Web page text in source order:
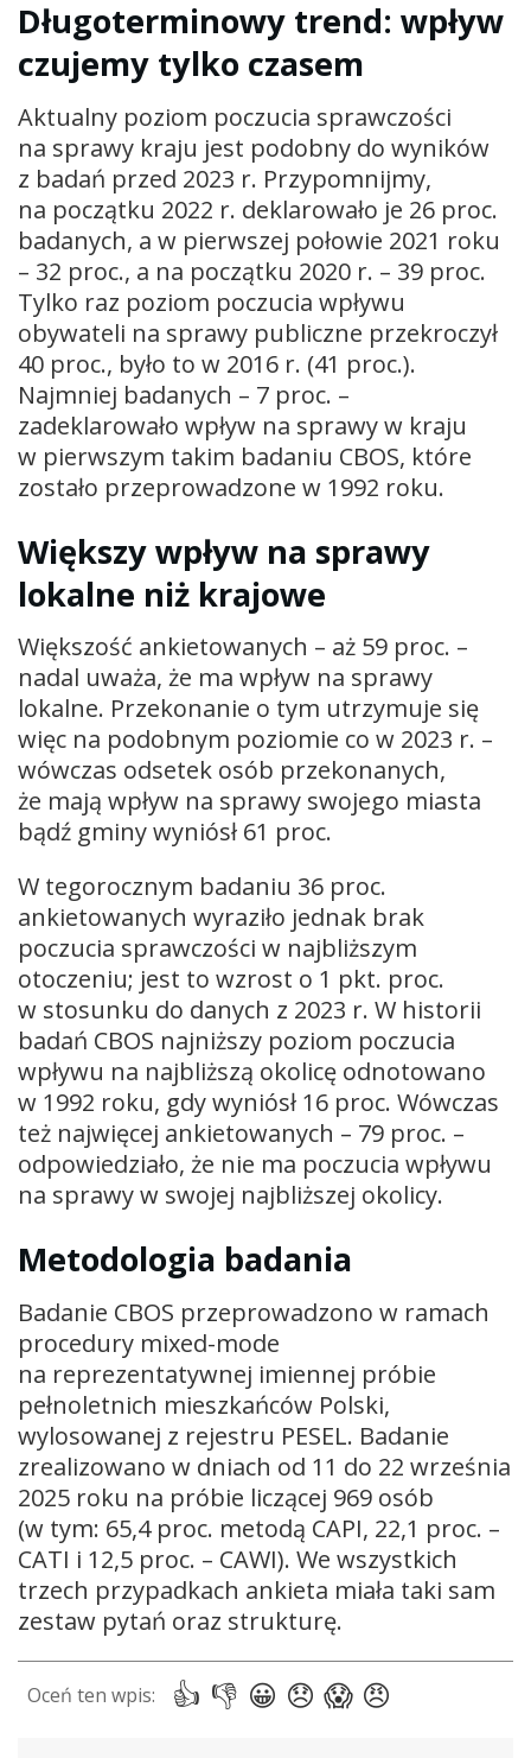
Długoterminowy trend: wpływ
czujemy tylko czasem
Aktualny poziom poczucia sprawczości
na sprawy kraju jest podobny do wyników
z badań przed 2023 r. Przypomnijmy,
na początku 2022 r. deklarowało je 26 proc.
badanych, a w pierwszej połowie 2021 roku
– 32 proc., a na początku 2020 r. – 39 proc.
Tylko raz poziom poczucia wpływu
obywateli na sprawy publiczne przekroczył
40 proc., było to w 2016 r. (41 proc.).
Najmniej badanych – 7 proc. –
zadeklarowało wpływ na sprawy w kraju
w pierwszym takim badaniu CBOS, które
zostało przeprowadzone w 1992 roku.
Większy wpływ na sprawy
lokalne niż krajowe
Większość ankietowanych – aż 59 proc. –
nadal uważa, że ma wpływ na sprawy
lokalne. Przekonanie o tym utrzymuje się
więc na podobnym poziomie co w 2023 r. –
wówczas odsetek osób przekonanych,
że mają wpływ na sprawy swojego miasta
bądź gminy wyniósł 61 proc.
W tegorocznym badaniu 36 proc.
ankietowanych wyraziło jednak brak
poczucia sprawczości w najbliższym
otoczeniu; jest to wzrost o 1 pkt. proc.
w stosunku do danych z 2023 r. W historii
badań CBOS najniższy poziom poczucia
wpływu na najbliższą okolicę odnotowano
w 1992 roku, gdy wyniósł 16 proc. Wówczas
też najwięcej ankietowanych – 79 proc. –
odpowiedziało, że nie ma poczucia wpływu
na sprawy w swojej najbliższej okolicy.
Metodologia badania
Badanie CBOS przeprowadzono w ramach
procedury mixed-mode
na reprezentatywnej imiennej próbie
pełnoletnich mieszkańców Polski,
wylosowanej z rejestru PESEL. Badanie
zrealizowano w dniach od 11 do 22 września
2025 roku na próbie liczącej 969 osób
(w tym: 65,4 proc. metodą CAPI, 22,1 proc. –
CATI i 12,5 proc. – CAWI). We wszystkich
trzech przypadkach ankieta miała taki sam
zestaw pytań oraz strukturę.